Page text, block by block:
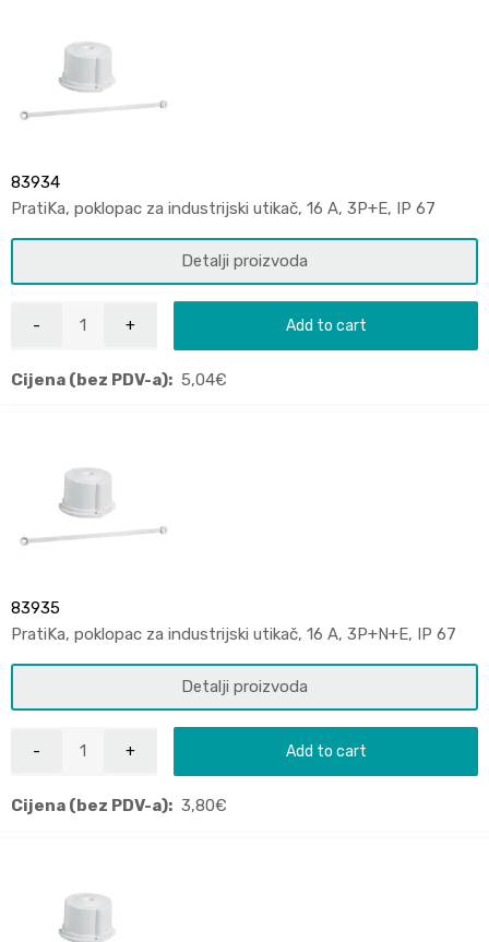
83934
PratiKa, poklopac za industrijski utikač, 16 A, 3P+E, IP 67
Detalji proizvoda
Add to cart
Cijena (bez PDV-a): 5,04€
83935
PratiKa, poklopac za industrijski utikač, 16 A, 3P+N+E, IP 67
Detalji proizvoda
Add to cart
Cijena (bez PDV-a): 3,80€